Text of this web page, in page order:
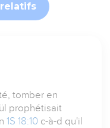
tomber en
prophétisait
1S 18:10 c-à-d qu'il